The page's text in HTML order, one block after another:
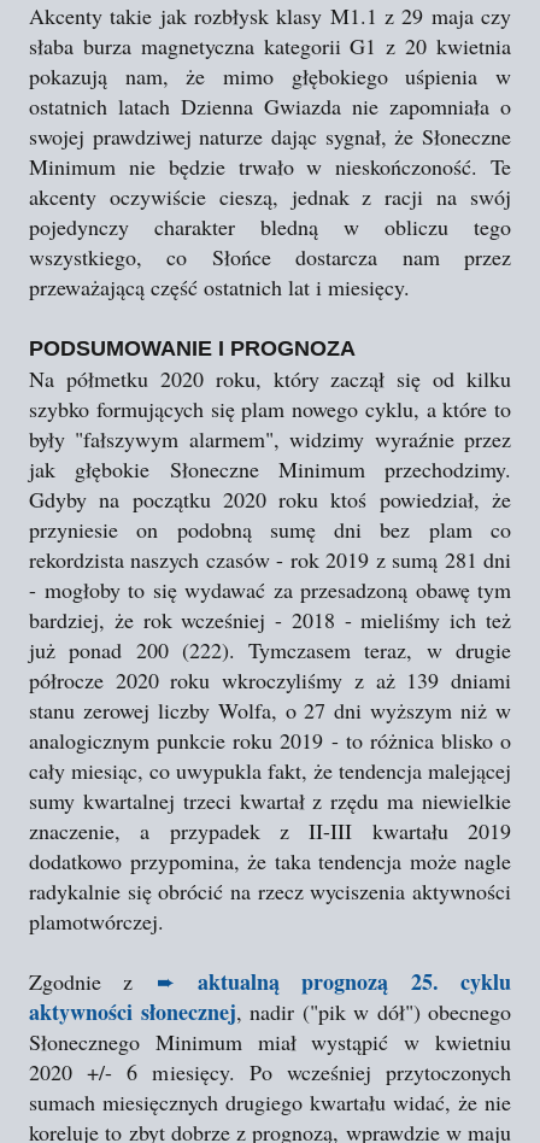
Akcenty takie jak rozbłysk klasy M1.1 z 29 maja czy
słaba burza magnetyczna kategorii G1 z 20 kwietnia
pokazują nam, że mimo głębokiego uśpienia w
ostatnich latach Dzienna Gwiazda nie zapomniała o
swojej prawdziwej naturze dając sygnał, że Słoneczne
Minimum nie będzie trwało w nieskończoność. Te
akcenty oczywiście cieszą, jednak z racji na swój
pojedynczy charakter bledną w obliczu tego
wszystkiego, co Słońce dostarcza nam przez
przeważającą część ostatnich lat i miesięcy.
PODSUMOWANIE I PROGNOZA
Na półmetku 2020 roku, który zaczął się od kilku
szybko formujących się plam nowego cyklu, a które to
były "fałszywym alarmem", widzimy wyraźnie przez
jak głębokie Słoneczne Minimum przechodzimy.
Gdyby na początku 2020 roku ktoś powiedział, że
przyniesie on podobną sumę dni bez plam co
rekordzista naszych czasów - rok 2019 z sumą 281 dni
- mogłoby to się wydawać za przesadzoną obawę tym
bardziej, że rok wcześniej - 2018 - mieliśmy ich też
już ponad 200 (222). Tymczasem teraz, w drugie
półrocze 2020 roku wkroczyliśmy z aż 139 dniami
stanu zerowej liczby Wolfa, o 27 dni wyższym niż w
analogicznym punkcie roku 2019 - to różnica blisko o
cały miesiąc, co uwypukla fakt, że tendencja malejącej
sumy kwartalnej trzeci kwartał z rzędu ma niewielkie
znaczenie, a przypadek z II-III kwartału 2019
dodatkowo przypomina, że taka tendencja może nagle
radykalnie się obrócić na rzecz wyciszenia aktywności
plamotwórczej.
Zgodnie z ➨
aktualną prognozą 25. cyklu
aktywności słonecznej, nadir ("pik w dół") obecnego
Słonecznego Minimum miał wystąpić w kwietniu
2020 +/- 6 miesięcy. Po wcześniej przytoczonych
sumach miesięcznych drugiego kwartału widać, że nie
koreluje to zbyt dobrze z prognozą, wprawdzie w maju